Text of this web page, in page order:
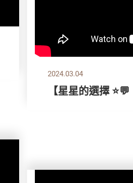
2024.03.04
【星星的選擇